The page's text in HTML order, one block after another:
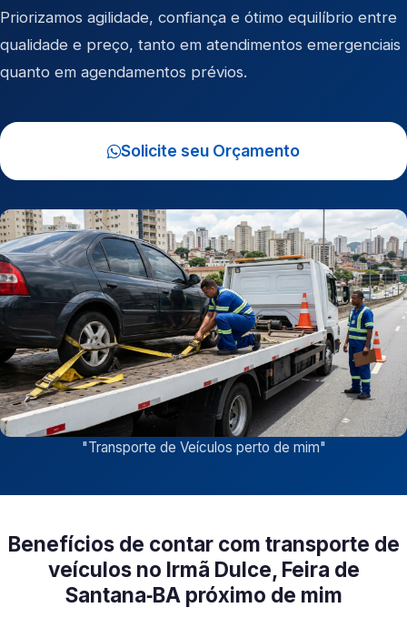
Priorizamos agilidade, confiança e ótimo equilíbrio entre
qualidade e preço, tanto em atendimentos emergenciais
quanto em agendamentos prévios.
Solicite seu Orçamento
"Transporte de Veículos perto de mim"
Benefícios de contar com transporte de
veículos no Irmã Dulce, Feira de
Santana‑BA próximo de mim